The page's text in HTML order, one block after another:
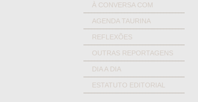
À CONVERSA COM
AGENDA TAURINA
REFLEXÕES
OUTRAS REPORTAGENS
DIA A DIA
ESTATUTO EDITORIAL